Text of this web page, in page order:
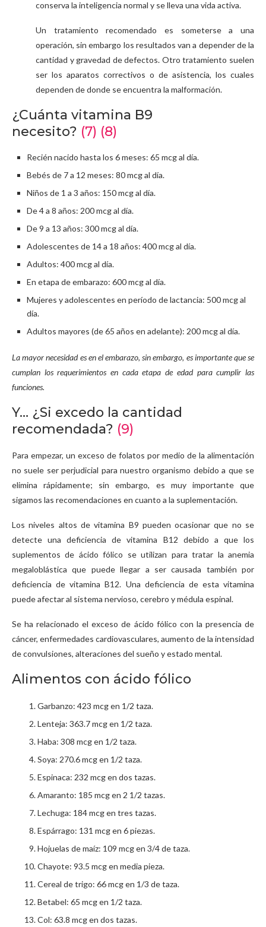
conserva la inteligencia normal y se lleva una vida activa.
Un tratamiento recomendado es someterse a una
operación, sin embargo los resultados van a depender de la
cantidad y gravedad de defectos. Otro tratamiento suelen
ser los aparatos correctivos o de asistencia, los cuales
dependen de donde se encuentra la malformación.
¿Cuánta vitamina B9
necesito? (7) (8)
Recién nacido hasta los 6 meses: 65 mcg al día.
Bebés de 7 a 12 meses: 80 mcg al día.
Niños de 1 a 3 años: 150 mcg al día.
De 4 a 8 años: 200 mcg al día.
De 9 a 13 años: 300 mcg al día.
Adolescentes de 14 a 18 años: 400 mcg al día.
Adultos: 400 mcg al día.
En etapa de embarazo: 600 mcg al día.
Mujeres y adolescentes en período de lactancia: 500 mcg al
día.
Adultos mayores (de 65 años en adelante): 200 mcg al día.
La mayor necesidad es en el embarazo, sin embargo, es importante que se
cumplan los requerimientos en cada etapa de edad para cumplir las
funciones.
Y… ¿Si excedo la cantidad
recomendada? (9)
Para empezar, un exceso de folatos por medio de la alimentación
no suele ser perjudicial para nuestro organismo debido a que se
elimina rápidamente; sin embargo, es muy importante que
sigamos las recomendaciones en cuanto a la suplementación.
Los niveles altos de vitamina B9 pueden ocasionar que no se
detecte una deficiencia de vitamina B12 debido a que los
suplementos de ácido fólico se utilizan para tratar la anemia
megaloblástica que puede llegar a ser causada también por
deficiencia de vitamina B12. Una deficiencia de esta vitamina
puede afectar al sistema nervioso, cerebro y médula espinal.
Se ha relacionado el exceso de ácido fólico con la presencia de
cáncer, enfermedades cardiovasculares, aumento de la intensidad
de convulsiones, alteraciones del sueño y estado mental.
Alimentos con ácido fólico
Garbanzo: 423 mcg en 1/2 taza.
Lenteja: 363.7 mcg en 1/2 taza.
Haba: 308 mcg en 1/2 taza.
Soya: 270.6 mcg en 1/2 taza.
Espinaca: 232 mcg en dos tazas.
Amaranto: 185 mcg en 2 1/2 tazas.
Lechuga: 184 mcg en tres tazas.
Espárrago: 131 mcg en 6 piezas.
Hojuelas de maíz: 109 mcg en 3/4 de taza.
Chayote: 93.5 mcg en media pieza.
Cereal de trigo: 66 mcg en 1/3 de taza.
Betabel: 65 mcg en 1/2 taza.
Col: 63.8 mcg en dos tazas.